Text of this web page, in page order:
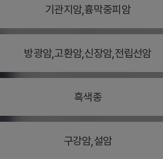
기관지암,흉막중피암
방광암,고환암,신장암,전립선암
흑색종
구강암,설암